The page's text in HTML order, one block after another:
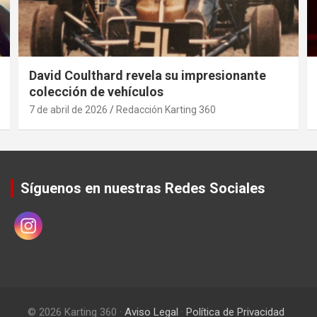
David Coulthard revela su impresionante
colección de vehículos
7 de abril de 2026 Redacción Karting 360
Síguenos en nuestras Redes Sociales
© 2026 Karting 360 · Aviso Legal · Política de Privacidad